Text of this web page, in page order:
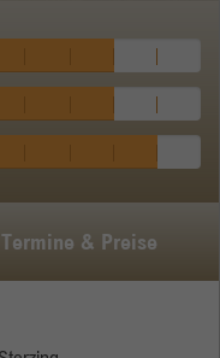
& Preise